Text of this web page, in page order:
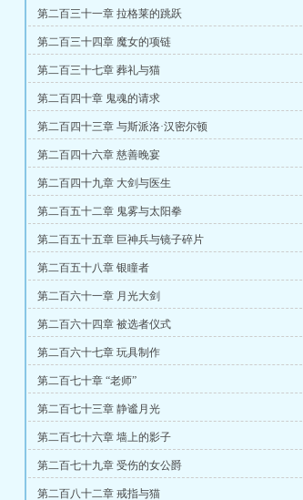
第二百三十一章 拉格莱的跳跃
第二百三十四章 魔女的项链
第二百三十七章 葬礼与猫
第二百四十章 鬼魂的请求
第二百四十三章 与斯派洛·汉密尔顿
第二百四十六章 慈善晚宴
第二百四十九章 大剑与医生
第二百五十二章 鬼雾与太阳拳
第二百五十五章 巨神兵与镜子碎片
第二百五十八章 银瞳者
第二百六十一章 月光大剑
第二百六十四章 被选者仪式
第二百六十七章 玩具制作
第二百七十章 “老师”
第二百七十三章 静谧月光
第二百七十六章 墙上的影子
第二百七十九章 受伤的女公爵
第二百八十二章 戒指与猫